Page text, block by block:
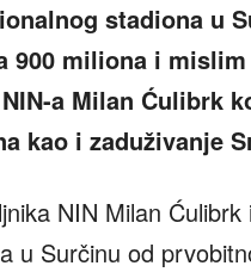
stadiona u
900 miliona i
a Milan Ćulibrk
kao i zaduživanje
NIN Milan
u Surčinu od